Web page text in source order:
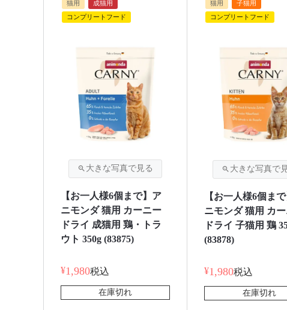
猫用
成猫用
コンプリートフード
【お一人様6個まで】ア
ニモンダ 猫用 カーニー
ドライ 成猫用 鶏・トラ
ウト 350g (83875)
¥1,980税込
在庫切れ
猫用
子猫用
コンプリートフード
【お一人様6個ま
ニモンダ 猫用 カ
ドライ 子猫用 鶏
(83878)
¥1,980税込
在庫切れ